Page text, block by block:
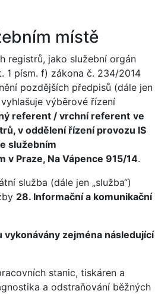
místě
registrů, jako služební orgán
1 písm. f) zákona č. 234/2014
pozdějších předpisů (dále jen
výběrové řízení
referent / vrchní referent ve
v oddělení řízení provozu IS
služebním
v Praze, Na Vápence 915/14.
služba (dále jen „služba“)
28. Informační a komunikační
vykonávány zejména následující
stanic, tiskáren a
a odstraňování běžných